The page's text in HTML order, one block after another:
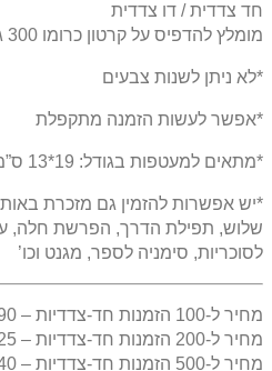
חד צדדית / דו צדדית
מומלץ להדפיס על קרטון כרומו 300 גר’
*לא ניתן לשנות צבעים
*אפשר לעשות הזמנה מתקפלת
*מתאים למעטפות בגודל: 19*13 ס”מ
*יש אפשרות להזמין גם מזכרת באותו
שלוש, תפילת הדרך, הפרשת חלה,
לסוכריות, סימניה לספר, מגנט וכו’
מחיר ל-100 הזמנות חד-צדדיות – 190 ₪
מחיר ל-200 הזמנות חד-צדדיות – 225 ₪
מחיר ל-500 הזמנות חד-צדדיות – 340 ₪